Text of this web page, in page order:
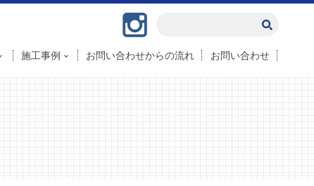
施工事例 お問い合わせからの流れ お問い合わせ